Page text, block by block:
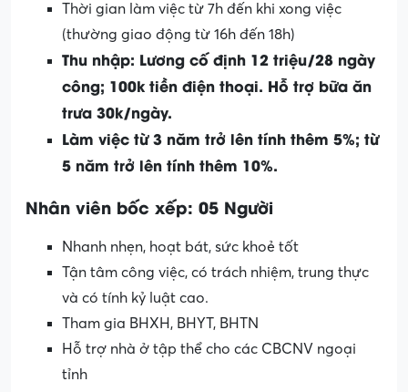
Thời gian làm việc từ 7h đến khi xong việc
(thường giao động từ 16h đến 18h)
Thu nhập: Lương cố định 12 triệu/28 ngày
công; 100k tiền điện thoại. Hỗ trợ bữa ăn
trưa 30k/ngày.
Làm việc từ 3 năm trở lên tính thêm 5%; từ
5 năm trở lên tính thêm 10%.
Nhân viên bốc xếp: 05 Người
Nhanh nhẹn, hoạt bát, sức khoẻ tốt
Tận tâm công việc, có trách nhiệm, trung thực
và có tính kỷ luật cao.
Tham gia BHXH, BHYT, BHTN
Hỗ trợ nhà ở tập thể cho các CBCNV ngoại
tỉnh